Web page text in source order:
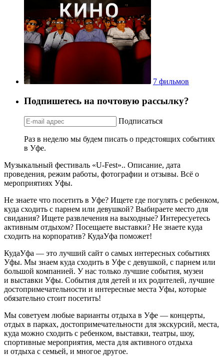
7 фильмов
Подпишетесь на почтовую рассылку?
Подписаться
Раз в неделю мы будем писать о предстоящих событиях
в Уфе.
Музыкальный фестиваль «U-Fest».. Описание, дата
проведения, режим работы, фотографии и отзывы. Всё о
мероприятиях Уфы.
Не знаете что посетить в Уфе? Ищете где погулять с ребенком,
куда сходить с парнем или девушкой? Выбираете место для
свидания? Ищете развлечения на выходные? Интересуетесь
активным отдыхом? Посещаете выставки? Не знаете куда
сходить на корпоратив? КудаУфа поможет!
КудаУфа — это лучший сайт о самых интересных событиях
Уфы. Мы знаем куда сходить в Уфе с девушкой, с парнем или
большой компанией. У нас только лучшие события, музеи
и выставки Уфы. События для детей и их родителей, лучшие
достопримечательности и интересные места Уфы, которые
обязательно стоит посетить!
Мы советуем любые варианты отдыха в Уфе — концерты,
отдых в парках, достопримечательности для экскурсий, места,
куда можно сходить с ребенком, выставки, театры, шоу,
спортивные мероприятия, места для активного отдыха
и отдыха с семьей, и многое другое.